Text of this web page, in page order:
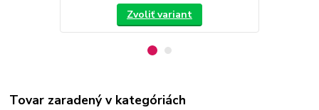
Zvoliť variant
Tovar zaradený v kategóriách